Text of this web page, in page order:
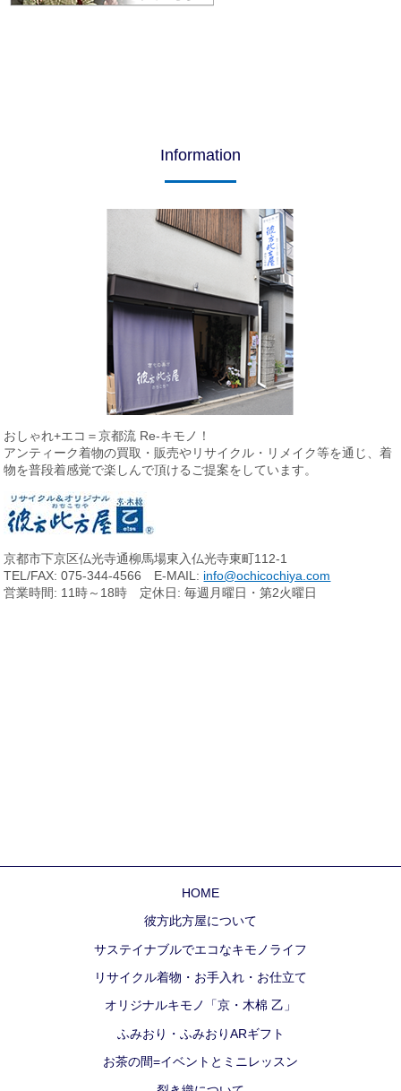
Information
おしゃれ+エコ＝京都流 Re-キモノ！
アンティーク着物の買取・販売やリサイクル・リメイク等を通じ、着
物を普段着感覚で楽しんで頂けるご提案をしています。
京都市下京区仏光寺通柳馬場東入仏光寺東町112-1
TEL/FAX: 075-344-4566 E-MAIL: info@ochicochiya.com
営業時間: 11時～18時 定休日: 毎週月曜日・第2火曜日
HOME
彼方此方屋について
サステイナブルでエコなキモノライフ
リサイクル着物・お手入れ・お仕立て
オリジナルキモノ「京・木棉 乙」
ふみおり・ふみおりARギフト
お茶の間=イベントとミニレッスン